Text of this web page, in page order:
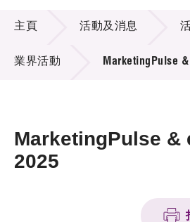
技術商品化
項目及資助計劃
活動及消息
獎項
活動及消息
主頁 活動及消息
業界活動 MarketingPulse
MarketingPulse &
2025